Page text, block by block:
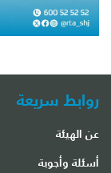
روابط سريعة
عن الهيئة
أسئلة وأجوبة